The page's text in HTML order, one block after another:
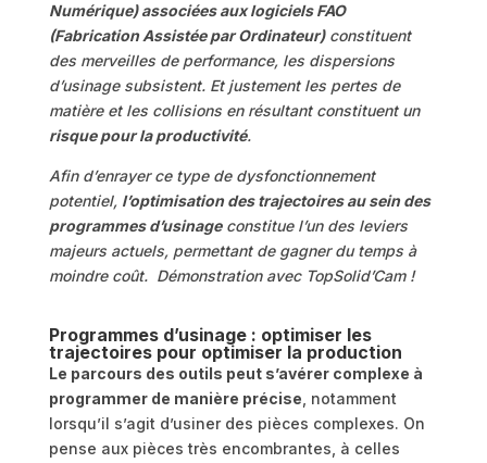
Numérique) associées aux logiciels FAO
(Fabrication Assistée par Ordinateur)constituent
des merveilles de performance, les dispersions
d’usinage subsistent. Et justement les pertes de
matière et les collisions en résultant constituent un
risque pour la productivité.
Afin d’enrayer ce type de dysfonctionnement
potentiel, l’optimisation des trajectoires au sein des
programmes d’usinageconstitue l’un des leviers
majeurs actuels, permettant de gagner du temps à
moindre coût. Démonstration avec TopSolid’Cam !
Programmes d’usinage : optimiser les
trajectoires pour optimiser la production
Le parcours des outils peut s’avérer complexe à
programmer de manière précise , notamment
lorsqu’il s’agit d’usiner des pièces complexes. On
pense aux pièces très encombrantes, à celles